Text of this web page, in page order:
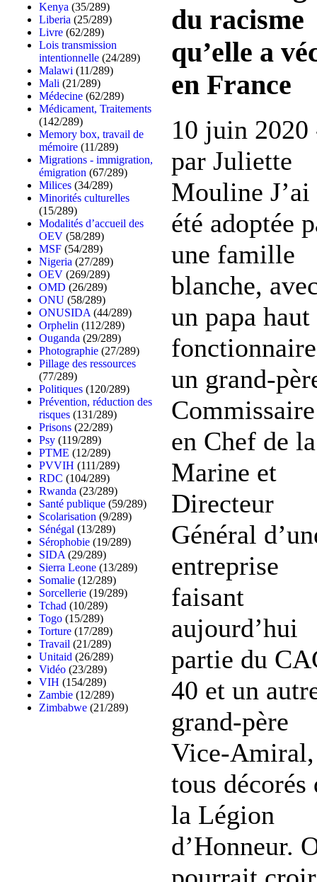
Kenya (35/289)
Liberia (25/289)
Livre (62/289)
Lois transmission
intentionnelle (24/289)
Malawi (11/289)
Mali (21/289)
Médecine (62/289)
Médicament, Traitements
(142/289)
Memory box, travail de
mémoire (11/289)
Migrations - immigration,
émigration (67/289)
Milices (34/289)
Minorités culturelles
(15/289)
Modalités d’accueil des
OEV (58/289)
MSF (54/289)
Nigeria (27/289)
OEV (269/289)
OMD (26/289)
ONU (58/289)
ONUSIDA (44/289)
Orphelin (112/289)
Ouganda (29/289)
Photographie (27/289)
Pillage des ressources
(77/289)
Politiques (120/289)
Prévention, réduction des
risques (131/289)
Prisons (22/289)
Psy (119/289)
PTME (12/289)
PVVIH (111/289)
RDC (104/289)
Rwanda (23/289)
Santé publique (59/289)
Scolarisation (9/289)
Sénégal (13/289)
Sérophobie (19/289)
SIDA (29/289)
Sierra Leone (13/289)
Somalie (12/289)
Sorcellerie (19/289)
Tchad (10/289)
Togo (15/289)
Torture (17/289)
Travail (21/289)
Unitaid (26/289)
Vidéo (23/289)
VIH (154/289)
Zambie (12/289)
Zimbabwe (21/289)
du racisme
qu’elle a
en France
10 juin 2020
par Juliette
Mouline J’ai
été adoptée
une famille
blanche,
un papa haut
un grand-
Commissaire
en Chef de la
Marine et
Directeur
Général
entreprise
faisant
aujourd’hui
partie du
40 et un
grand-père
Vice-Amiral,
tous décorés
la Légion
d’Honneur.